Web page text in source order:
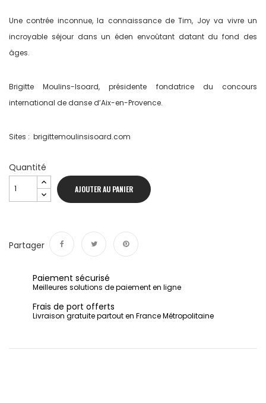
Une contrée inconnue, la connaissance de Tim, Joy va vivre un
incroyable séjour dans un éden envoûtant datant du fond des
âges.
Brigitte Moulins-Isoard, présidente fondatrice du concours
international de danse d’Aix-en-Provence.
Sites : brigittemoulinsisoard.com
Quantité
AJOUTER AU PANIER
Partager
Paiement sécurisé
Meilleures solutions de paiement en ligne
Frais de port offerts
Livraison gratuite partout en France Métropolitaine